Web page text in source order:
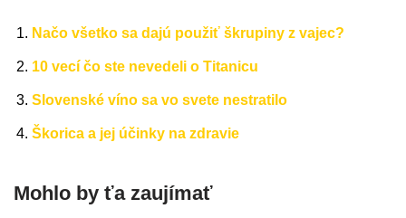
Načo všetko sa dajú použiť škrupiny z vajec?
10 vecí čo ste nevedeli o Titanicu
Slovenské víno sa vo svete nestratilo
Škorica a jej účinky na zdravie
Mohlo by ťa zaujímať